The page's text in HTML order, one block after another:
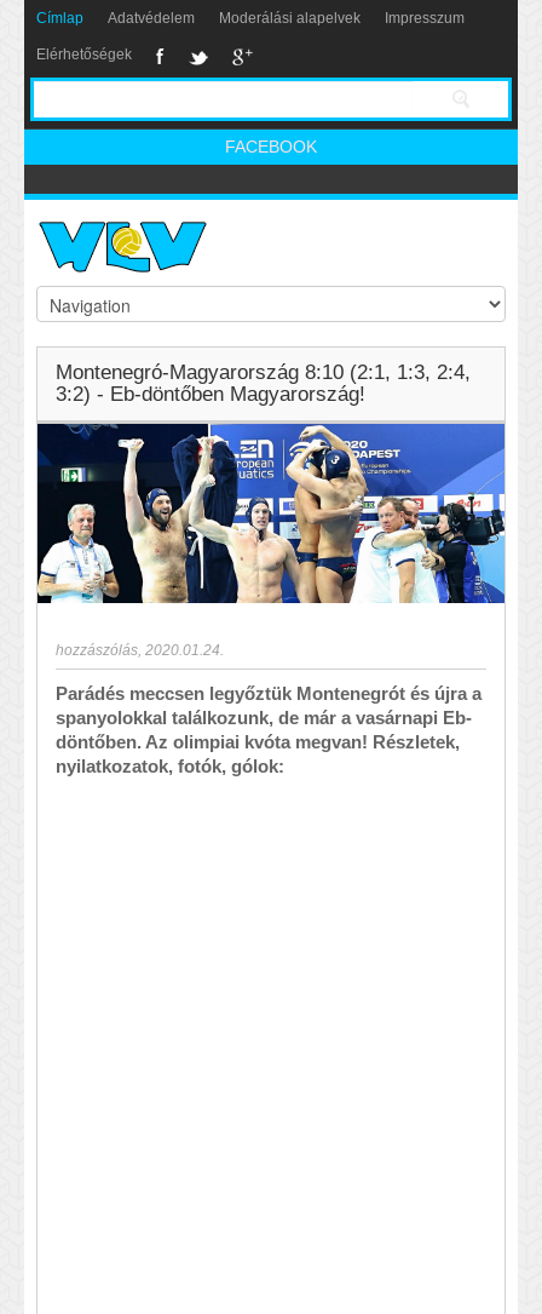
Címlap Adatvédelem Moderálási alapelvek Impresszum
Elérhetőségek
FACEBOOK
Montenegró-Magyarország 8:10 (2:1, 1:3, 2:4,
3:2) - Eb-döntőben Magyarország!
hozzászólás 2020.01.24.
Parádés meccsen legyőztük Montenegrót és újra a
spanyolokkal találkozunk, de már a vasárnapi Eb-
döntőben. Az olimpiai kvóta megvan! Részletek,
nyilatkozatok, fotók, gólok: